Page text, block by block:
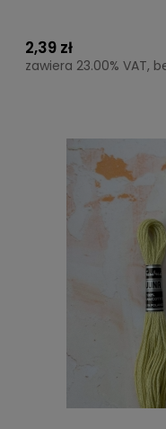
2,39 zł
zawiera 23.00% VAT,